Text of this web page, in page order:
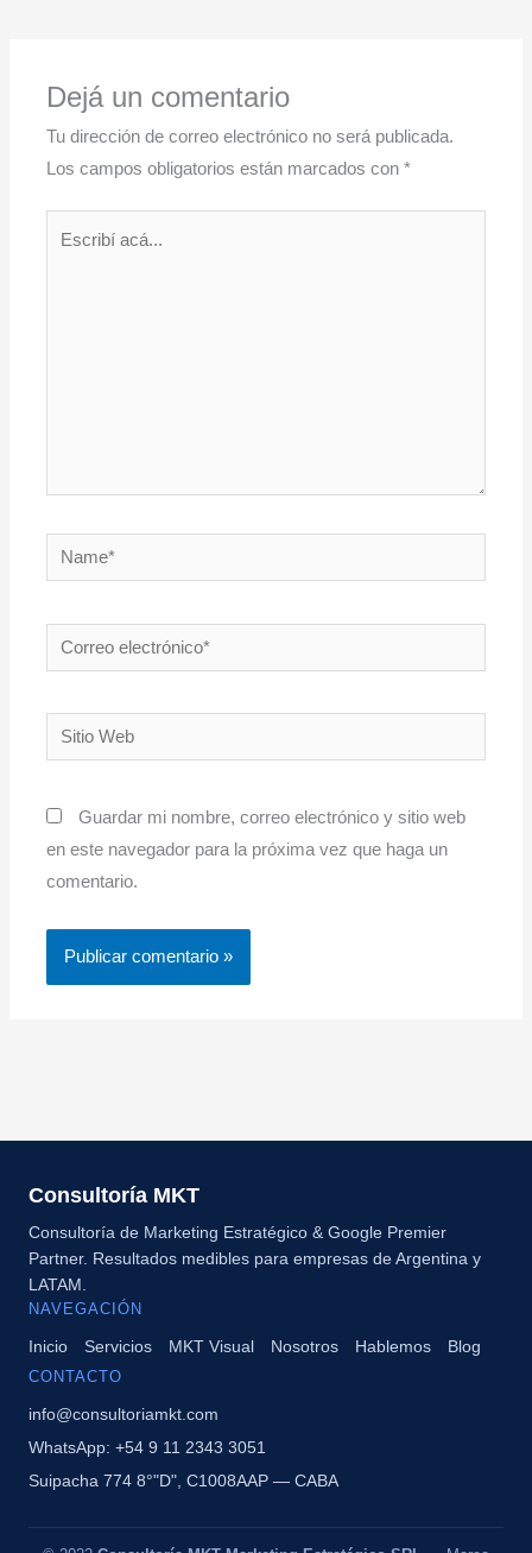
Dejá un comentario
Tu dirección de correo electrónico no será publicada.
Los campos obligatorios están marcados con*
Name*
Correo
electrónico*
Sitio
Web
Guardar mi nombre, correo electrónico y sitio web
en este navegador para la próxima vez que haga un
comentario.
Consultoría MKT
Consultoría de Marketing Estratégico & Google Premier
Partner. Resultados medibles para empresas de Argentina y
LATAM.
NAVEGACIÓN
Inicio Servicios MKT Visual Nosotros Hablemos Blog
CONTACTO
info@consultoriamkt.com
WhatsApp: +54 9 11 2343 3051
Suipacha 774 8°"D", C1008AAP — CABA